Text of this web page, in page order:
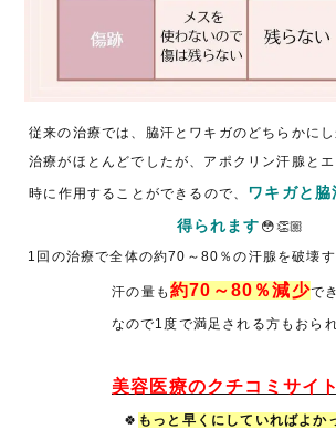
従来の治療では、脇汗とワキガのどちらかに
治療がほとんどでしたが、アポクリン汗腺と
時に作用することができるので、 ワキガと
得られます 😳👏🏼
1回の治療で全体の約70～80％の汗腺を破壊
汗の量も 約70～80％減少で
なので1度で満足される方もおら
美容医療のクチコミサイ
🍀 もっと早くにしていればよか